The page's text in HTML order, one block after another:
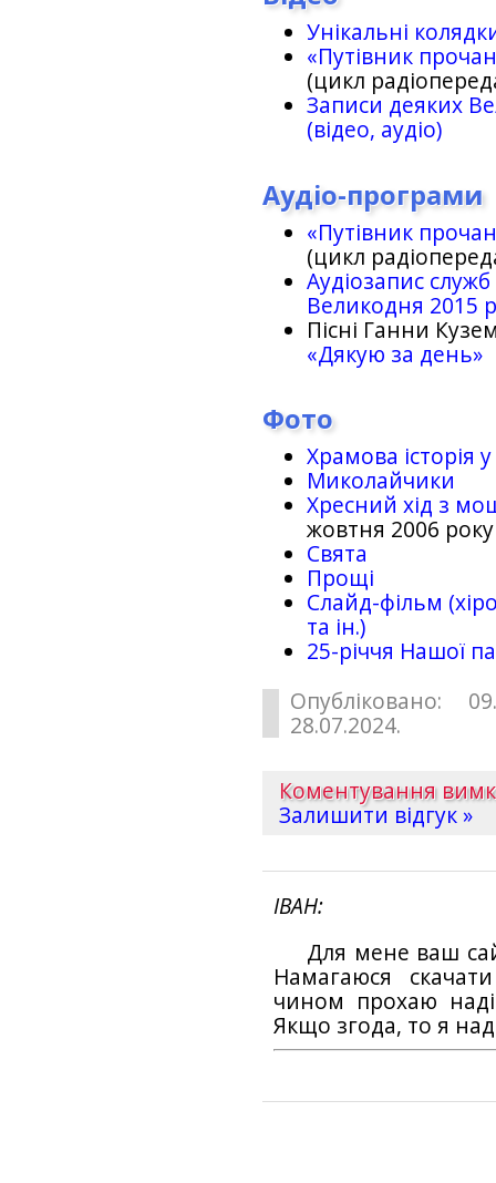
Унікальні
«Путівник
(цикл
Записи деяких
(відео, аудіо)
Аудіо-програми
«Путівник
(цикл
Аудіозапис
Великодня 2015
Пісні Ганни
«Дякую за день»
Фото
Храмова історія
Миколайчики
Хресний хід з
жовтня 2006 року
Свята
Прощі
Слайд-фільм
та ін.)
25-рiччя Нашої
Опубліковано:
28.07.2024.
Коментування
Залишити відгук »
ІВАН
Для мене ваш
Намагаюся
чином прохаю
Якщо згода, то я